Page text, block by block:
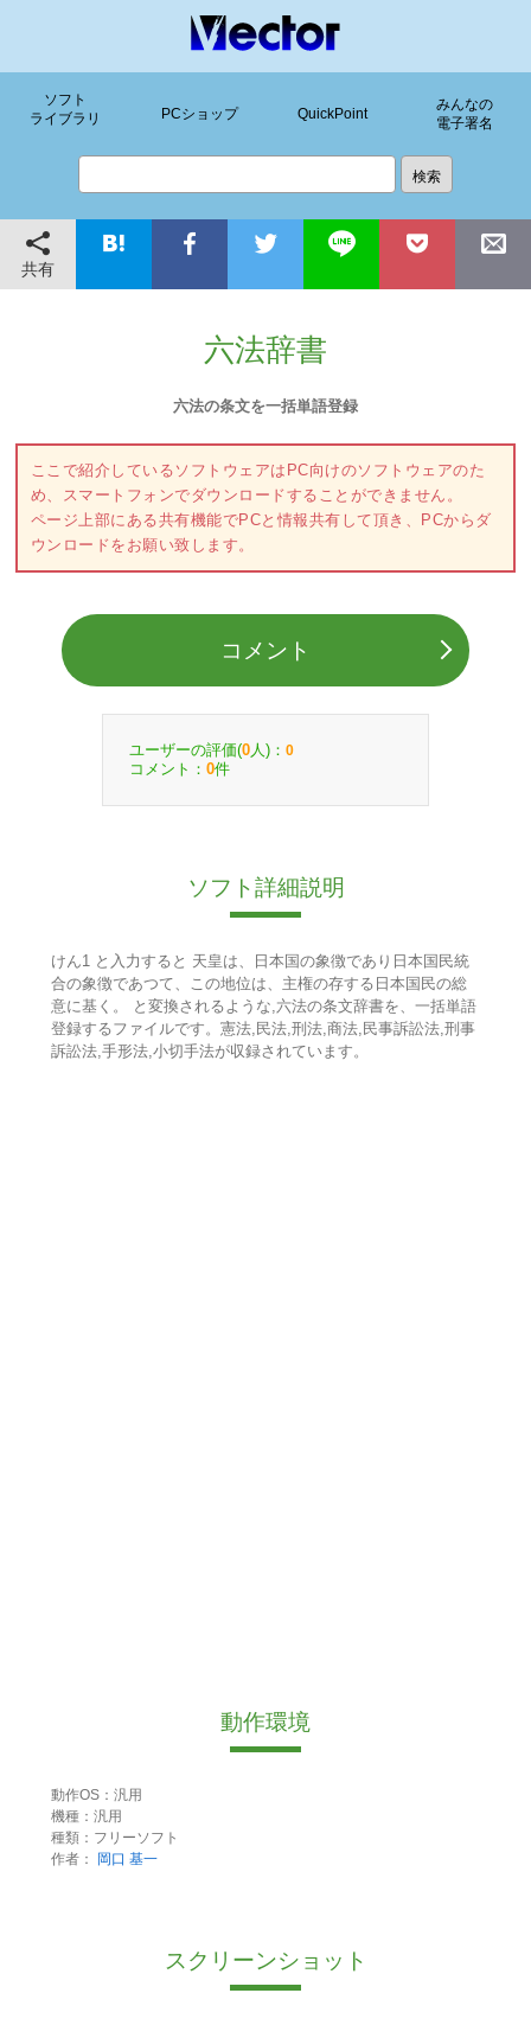
ソフト
ライブラリ
PCショップ QuickPoint
みんなの
電子署名
共有
六法辞書
六法の条文を一括単語登録
ここで紹介しているソフトウェアはPC向けのソフトウェアのた
め、スマートフォンでダウンロードすることができません。
ページ上部にある共有機能でPCと情報共有して頂き、PCからダ
ウンロードをお願い致します。
コメント
ユーザーの評価(0 人)： 0
コメント： 0件
ソフト詳細説明
けん1 と入力すると 天皇は、日本国の象徴であり日本国民統
合の象徴であつて、この地位は、主権の存する日本国民の総
意に基く。 と変換されるような,六法の条文辞書を、一括単語
登録するファイルです。憲法,民法,刑法,商法,民事訴訟法,刑事
訴訟法,手形法,小切手法が収録されています。
動作環境
動作OS：汎用
機種：汎用
種類：フリーソフト
作者：
岡口 基一
スクリーンショット